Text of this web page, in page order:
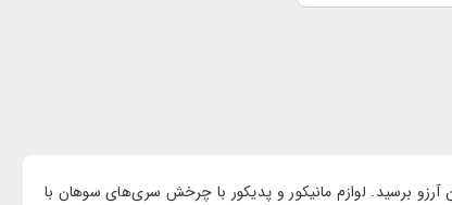
برسید. لوازم مانیکور و پدیکور با چرخش سری‌های سوهان با